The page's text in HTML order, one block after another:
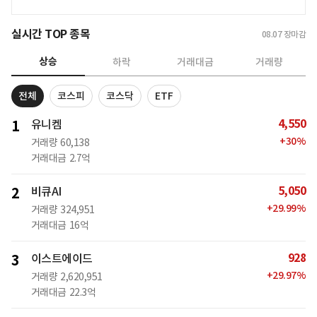
실시간 TOP 종목 08.07 장마감
상승 하락 거래대금 거래량
전체 코스피 코스닥 ETF
1 유니켐
거래량 60,138
거래대금 2.7억
4,550
+30%
2 비큐AI
거래량 324,951
거래대금 16억
5,050
+29.99%
3 이스트에이드
거래량 2,620,951
거래대금 22.3억
928
+29.97%